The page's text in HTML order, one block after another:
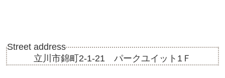
Street address
立川市錦町2-1-21 パークユイット1Ｆ